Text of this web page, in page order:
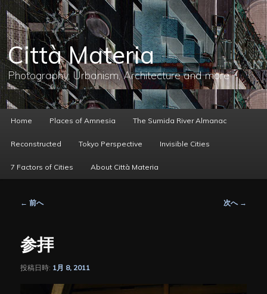
メ
イ
ン
コ
ン
テ
ン
へ
移
動
Città Materia
Photography, Urbanism, Architecture and more
ー
Home Places of Amnesia The Sumida River Almanac
Reconstructed Tokyo Perspective Invisible Cities
7 Factors of Cities About Città Materia
ビ
ゲ
ー
シ
← 前へ 次へ →
参拝
投稿日時: 1月 8, 2011